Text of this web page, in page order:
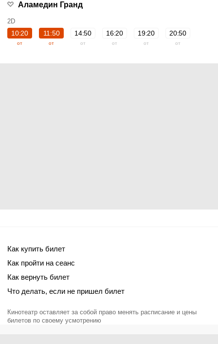
Аламедин Гранд
2D
10:20
от
11:50
от
14:50
от
16:20
от
19:20
от
20:50
от
Как купить билет
Как пройти на сеанс
Как вернуть билет
Что делать, если не пришел билет
Кинотеатр оставляет за собой право менять расписание и цены
билетов по своему усмотрению